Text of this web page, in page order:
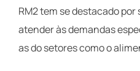
RM2 tem se destacado
atender às demandas
as do setores como o